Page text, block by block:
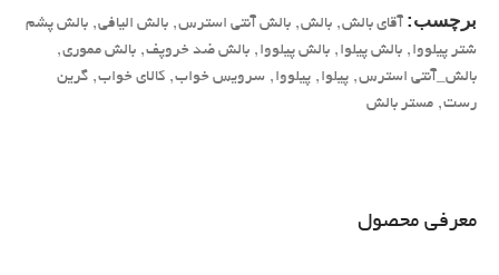
معرفی محصول
برچسب: آقای بالش, بالش, بالش آنتی استرس, بالش الیافی, بالش پشم
شتر پیلووا , بالش پیلوا , بالش پیلووا , بالش ضد خروپف, بالش مموری,
بالش_آنتی استرس, پیلوا , پیلووا , سرویس خواب, کالای خواب, گرین
رست, مستر بالش